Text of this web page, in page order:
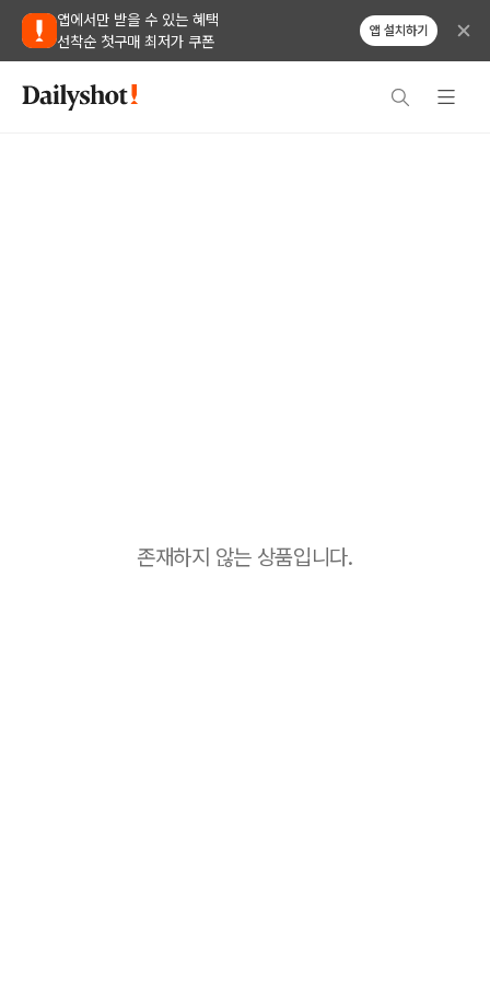
앱에서만 받을 수 있는 혜택
선착순 첫구매 최저가 쿠폰
앱 설치하기
존재하지 않는 상품입니다.